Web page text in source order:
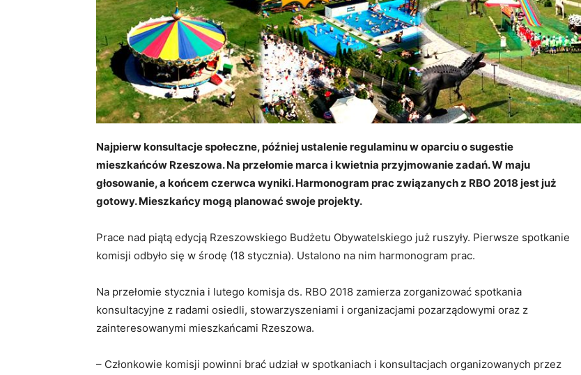
Najpierw konsultacje społeczne, później ustalenie regulaminu w oparciu o sugestie
mieszkańców Rzeszowa. Na przełomie marca i kwietnia przyjmowanie zadań. W maju
głosowanie, a końcem czerwca wyniki. Harmonogram prac związanych z RBO 2018 jest już
gotowy. Mieszkańcy mogą planować swoje projekty.
Prace nad piątą edycją Rzeszowskiego Budżetu Obywatelskiego już ruszyły. Pierwsze spotkanie
komisji odbyło się w środę (18 stycznia). Ustalono na nim harmonogram prac.
Na przełomie stycznia i lutego komisja ds. RBO 2018 zamierza zorganizować spotkania
konsultacyjne z radami osiedli, stowarzyszeniami i organizacjami pozarządowymi oraz z
zainteresowanymi mieszkańcami Rzeszowa.
– Członkowie komisji powinni brać udział w spotkaniach i konsultacjach organizowanych przez